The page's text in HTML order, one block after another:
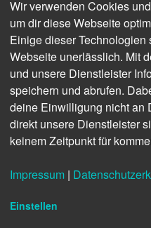
von
Der Digitalverkauf ist
Statistiken zeigen, dass
zwischen dem fünften
erfolgen. 48 Prozent
über den Erstkontakt
10 Prozent erreichen
Berührungspunkt
Beharrlichkeit und
zum Abschluss von
fortschrittliche
Wir verwenden Cookies
um dir diese Webseite
Einige dieser
Webseite unerlässlich. Mit
und unsere Dienstleister
speichern und abrufen.
deine Einwilligung nicht an
direkt unsere Dienstleister
keinem Zeitpunkt für
Impressum |
Einstellen